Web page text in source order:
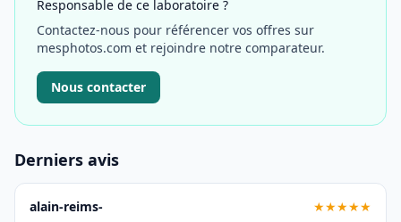
Responsable de ce laboratoire ?
Contactez-nous pour référencer vos offres sur
mesphotos.com et rejoindre notre comparateur.
Nous contacter
Derniers avis
alain-reims-
★★★★★